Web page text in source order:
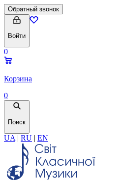
Обратный звонок
Войти
0
Корзина
0
Поиск
UA | RU | EN